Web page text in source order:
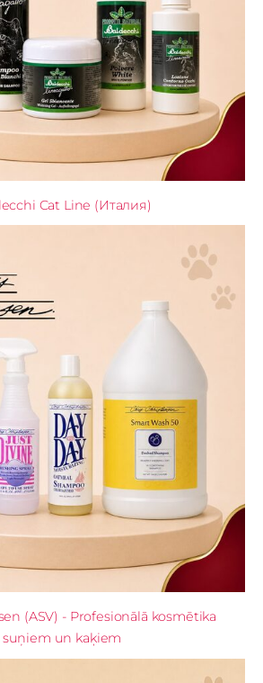
Cat Line (Италия)
(ASV) - Profesionālā kosmētika
suņiem un kaķiem